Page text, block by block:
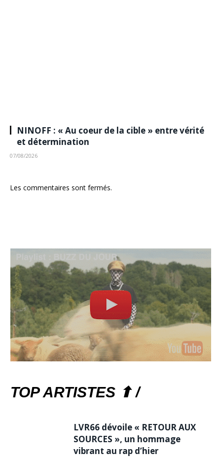
NINOFF : « Au coeur de la cible » entre vérité
et détermination
07/08/2026
Les commentaires sont fermés.
TOP ARTISTES ⬆ /
LVR66 dévoile « RETOUR AUX
SOURCES », un hommage
vibrant au rap d’hier